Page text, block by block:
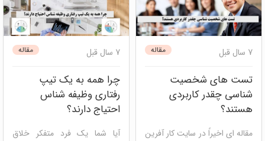
mbti (ام بی تی آی)
نئو
دیسک
شخصیت شناسی
توسعه فردی
مقاله 7 سال قبل
تست های شخصیت
شناسی چقدر کاربردی
هستند؟
مقاله ای اخیراً در سایت کار آفرین
دیسک مدیریت عملکرد
مصاحبه و استخدام سامانه
مدیریت استعداد
منابع انسانی
مقاله 7 سال قبل
چرا همه به یک تیپ
رفتاری وظیفه شناس
احتیاج دارند؟
آیا شما یک فرد متفکر خلاق